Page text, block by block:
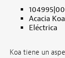
Acacia Koa
Eléctrica
Koa tiene un